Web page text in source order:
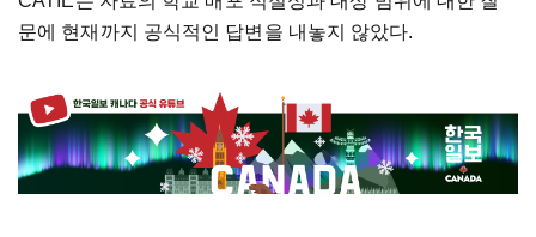
문에 현재까지 공식적인 답변을 내놓지 않았다.